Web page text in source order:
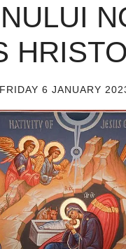
FRIDAY 6 JANUARY